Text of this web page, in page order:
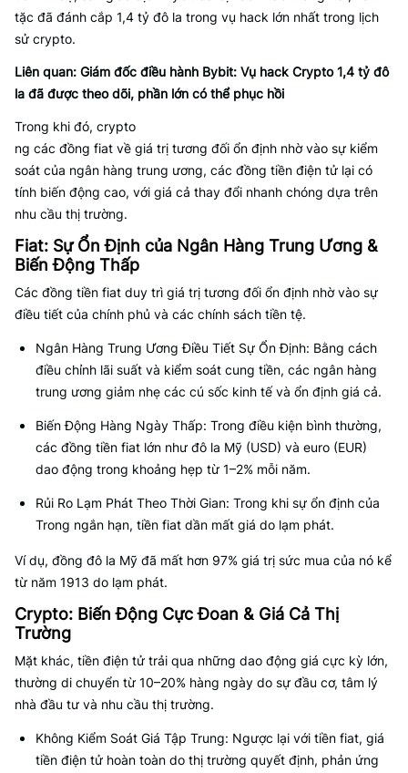
tặc đã đánh cắp 1,4 tỷ đô la trong vụ hack lớn nhất trong lịch
sử crypto.
Liên quan: Giám đốc điều hành Bybit: Vụ hack Crypto 1,4 tỷ đô
la đã được theo dõi, phần lớn có thể phục hồi
Trong khi đó, crypto
ng các đồng fiat về giá trị tương đối ổn định nhờ vào sự kiểm
soát của ngân hàng trung ương, các đồng tiền điện tử lại có
tính biến động cao, với giá cả thay đổi nhanh chóng dựa trên
nhu cầu thị trường.
Fiat: Sự Ổn Định của Ngân Hàng Trung Ương &
Biến Động Thấp
Các đồng tiền fiat duy trì giá trị tương đối ổn định nhờ vào sự
điều tiết của chính phủ và các chính sách tiền tệ.
Ngân Hàng Trung Ương Điều Tiết Sự Ổn Định: Bằng cách
điều chỉnh lãi suất và kiểm soát cung tiền, các ngân hàng
trung ương giảm nhẹ các cú sốc kinh tế và ổn định giá cả.
Biến Động Hàng Ngày Thấp: Trong điều kiện bình thường,
các đồng tiền fiat lớn như đô la Mỹ (USD) và euro (EUR)
dao động trong khoảng hẹp từ 1–2% mỗi năm.
Rủi Ro Lạm Phát Theo Thời Gian: Trong khi sự ổn định của
Trong ngắn hạn, tiền fiat dần mất giá do lạm phát.
Ví dụ, đồng đô la Mỹ đã mất hơn 97% giá trị sức mua của nó kể
từ năm 1913 do lạm phát.
Crypto: Biến Động Cực Đoan & Giá Cả Thị
Trường
Mặt khác, tiền điện tử trải qua những dao động giá cực kỳ lớn,
thường di chuyển từ 10–20% hàng ngày do sự đầu cơ, tâm lý
nhà đầu tư và nhu cầu thị trường.
Không Kiểm Soát Giá Tập Trung: Ngược lại với tiền fiat, giá
tiền điện tử hoàn toàn do thị trường quyết định, phản ứng